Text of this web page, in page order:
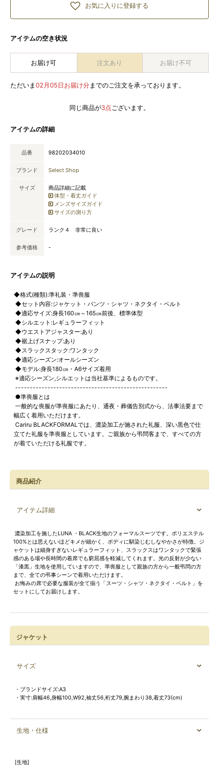
お気に入りに登録する
アイテムの空き状況
お届け可 注文あり お届け不可
ただいま02月05日お届け分までのご注文を承っております。
同じ商品が3点 ございます。
アイテムの詳細
品番 98202034010
ブランド Select Shop
サイズ
商品詳細に記載
体型・着丈ガイド
メンズサイズガイド
サイズの測り方
グレード ランク４ 非常に良い
参考価格 -
アイテムの説明
◆格式(種類):準礼装・準喪服
◆セット内容:ジャケット・パンツ・シャツ・ネクタイ・ベルト
◆適応サイズ:身長160㎝～165㎝前後、標準体型
◆シルエット:レギュラーフィット
◆ウエストアジャスター:あり
◆裾上げスナップ:あり
◆スラックスタック:ワンタック
◆適応シーズン:オールシーズン
◆モデル:身長180㎝・A6サイズ着用
※適応シーズン,シルエットは当社基準によるものです。
----------------------------------------------------
●準喪服とは
一般的な喪服が準喪服にあたり、通夜・葬儀告別式から、法事法要まで
幅広く着用いただけます。
Cariru BLACKFORMALでは、濃染加工が施された礼服、深い黒色で仕
立てた礼服を準喪服としています。ご親族から弔問客まで、すべての方
が着ていただける礼服です。
商品紹介
アイテム詳細
濃染加工を施したLUNA ・BLACK生地のフォーマルスーツです。ポリエステル
100%とは思えないほどキメが細かく、ボディに馴染じむしなやかさが特徴。ジ
ャケットは細身すぎないレギュラーフィット、スラックスはワンタックで緊張
感のある場や長時間の着席でも窮屈感を軽減してくれます。光の反射が少ない
「漆黒」生地を使用していますので、準喪服として親族の方から一般弔問の方
まで、全ての弔事シーンで着用いただけます。
お悔みの席で必要な服装が全て揃う「スーツ・シャツ・ネクタイ・ベルト」を
セットにしてお届けします。
ジャケット
サイズ
・ブランドサイズ:A3
・実寸:肩幅46,身幅100,W92,袖丈56,裄丈79,腕まわり38,着丈73(cm)
生地・仕様
[生地]